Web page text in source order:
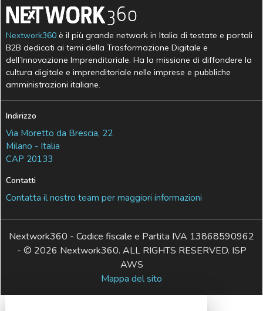
Nextwork360 è il più grande network in Italia di testate e portali
B2B dedicati ai temi della Trasformazione Digitale e
dell’Innovazione Imprenditoriale. Ha la missione di diffondere la
cultura digitale e imprenditoriale nelle imprese e pubbliche
amministrazioni italiane.
Indirizzo
Via Moretto da Brescia, 22
Milano - Italia
CAP 20133
Contatti
Contatta il nostro team per maggiori informazioni
Nextwork360 - Codice fiscale e Partita IVA 13868590962
- © 2026 Nextwork360. ALL RIGHTS RESERVED. ISP
AWS
Mappa del sito